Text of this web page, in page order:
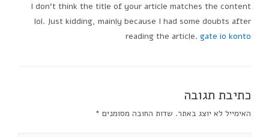
I don't think the title of your article matches the content
lol. Just kidding, mainly because I had some doubts after
reading the article. gate io konto
כתיבת תגובה
האימייל לא יוצג באתר. שדות החובה מסומנים *